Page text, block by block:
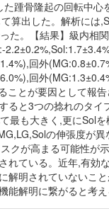
踵骨隆起の回転中
算出した。解析に
た。【結果】級内相
回外
回外
ことが要因として報
ると3つの捻れのタ
最も大きく,更にSol
の伸張度が
クが高まる可能性が
ている。近年,有効
解明されていないこ
解明に繋がると考え